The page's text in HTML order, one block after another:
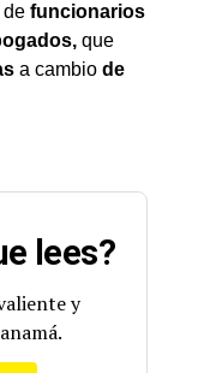
de funcionarios
que
a cambio de
lees?
y